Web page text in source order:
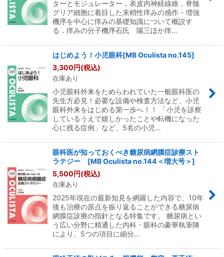
ターとモジュレーター，表皮内神経線維，脊髄
グリア細胞に着目した末梢性痒みの感作・増強
機序を中心に痒みの基礎知識について概説す
る．痒みの分子機序石氏 陽三ほか痒…
はじめよう！小児眼科[MB Oculista no.145]
3,300円(税込)
在庫あり
小児眼科外来をためらわれていた一般眼科医の
先生方必見！必要な設備や検査方法など、小児
眼科外来をはじめる第一歩へ！！ 「小児を診察
しているうえで嬉しかったことや転機になった
心に残る症例」など、5名の小児…
眼科医が知っておくべき糖尿病網膜症診療スト
ラテジー [MB Oculista no.144＜増大号＞]
5,500円(税込)
在庫あり
2025年現在の最新知見を網羅した内容で、10年
後も治療の原点を振り返ることができる糖尿病
網膜症診療の指針となる特集です。 糖尿病とい
う広い分野に精通した内科・眼科の豪華執筆陣
により、5つの項目に細分…